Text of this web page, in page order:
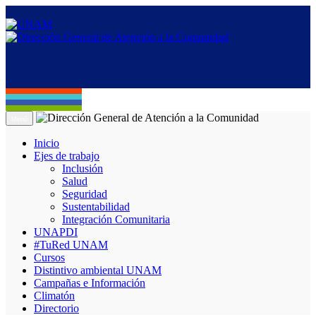
Inicio
Ejes de trabajo
Inclusión
Salud
Seguridad
Sustentabilidad
Integración Comunitaria
UNAPDI
#TuRed UNAM
Cursos
Distintivo ambiental UNAM
Campañas e Información
Climatón
Directorio